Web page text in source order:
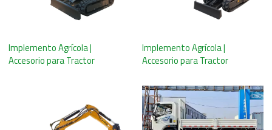
Implemento Agrícola |
Accesorio para Tractor
Implemento Agrícola |
Accesorio para Tractor